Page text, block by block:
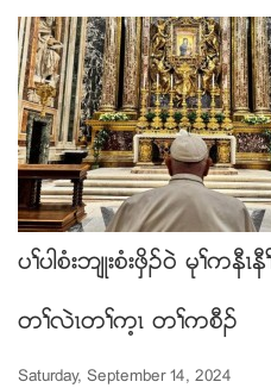
ပႈပါစံးဘ်ဳးစံးဖွိဥ၀ဲ မုႈကနီ
တႈလဲၚတႈက့ၚ တႈကစီဥ
Saturday, September 14, 2024